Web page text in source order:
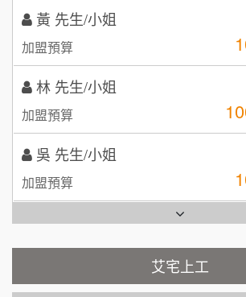
林 先生/小姐
加盟預算
吳 先生/小姐
加盟預算
周 先生/小姐
加盟預算
徐 先生/小姐
加盟預算
何 先生/小姐
艾宅上工
拾鑶火鍋加盟說明會
全家加盟說明會
台灣G湯加盟說明會
彭富貴加盟說明會
NU PASTA義大利麵加盟說明會
蓁伙烤倆吃加盟說明會
藍象廷泰式火鍋加盟說明會
日十。早午食加盟說明會
上宇林加盟說明會
莫尼早餐Morni加盟說明會